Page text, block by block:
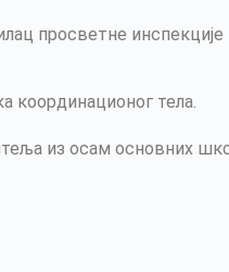
просветне инспекције
координационог тела.
из осам основних